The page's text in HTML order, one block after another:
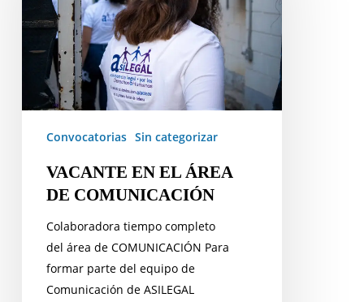
DE
COMUNICACIÓN
Convocatorias Sin categorizar
VACANTE EN EL ÁREA
DE COMUNICACIÓN
Colaboradora tiempo completo
del área de COMUNICACIÓN Para
formar parte del equipo de
Comunicación de ASILEGAL